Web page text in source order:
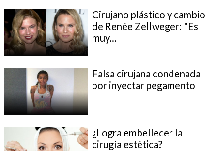
Cirujano plástico y cambio
de Renée Zellweger: "Es
muy...
Falsa cirujana condenada
por inyectar pegamento
¿Logra embellecer la
cirugía estética?